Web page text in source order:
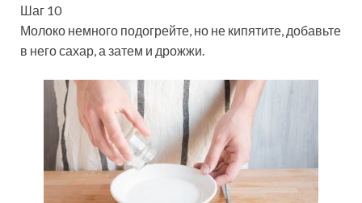
Шаг 10
Молоко немного подогрейте, но не кипятите, добавьте
в него сахар, а затем и дрожжи.